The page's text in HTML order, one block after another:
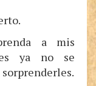
a mis
ya no se